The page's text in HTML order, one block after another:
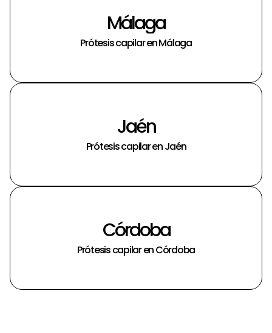
Málaga
Prótesis capilar en Málaga
Jaén
Prótesis capilar en Jaén
Córdoba
Prótesis capilar en Córdoba